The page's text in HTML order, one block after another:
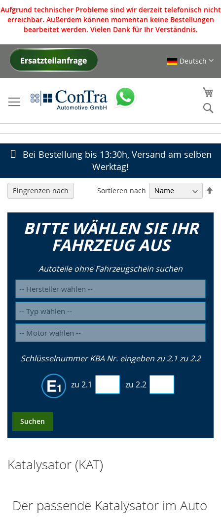
Aufgrund technischer Probleme sind wir derzeit telefonisch nicht
erreichbar. Außerdem können momentan keine Bestellungen
bearbeitet werden. Vielen Dank für Ihr Verständnis.
Direkt
Deutsch
Bei Bestellung bis 13:30h, Versand am selben
Werktag!
BITTE WÄHLEN SIE IHR
FAHRZEUG AUS
Autoteile ohne Fahrzeugschein suchen
Schlüsselnummer KBA Nr. eingeben zu 2.1 zu 2.2
zu 2.1 zu 2.2
Suchen
Katalysator (KAT)
Der passende Katalysator im Auto
Sortieren nach
Eingrenzen nach